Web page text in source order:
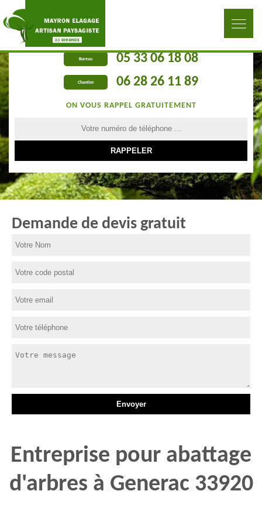
Bureau 05 33 06 18 08
Chantier 06 28 26 11 89
ON VOUS RAPPEL GRATUITEMENT
Demande de devis gratuit
Entreprise pour abattage
d'arbres à Generac 33920